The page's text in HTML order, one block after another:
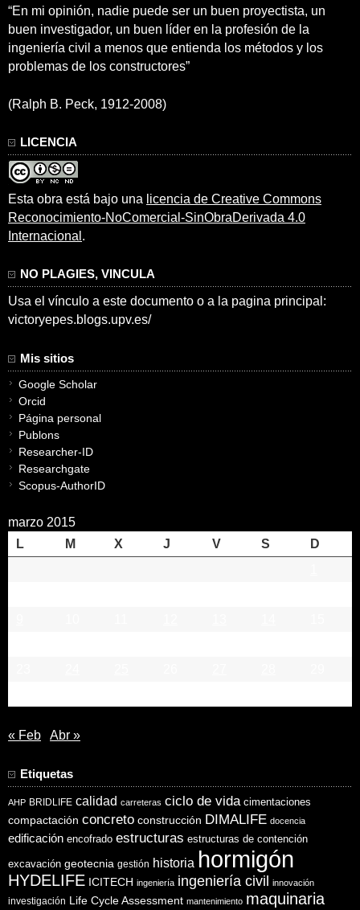
“En mi opinión, nadie puede ser un buen proyectista, un
buen investigador, un buen líder en la profesión de la
ingeniería civil a menos que entienda los métodos y los
problemas de los constructores”
(Ralph B. Peck, 1912-2008)
LICENCIA
Esta obra está bajo una licencia de Creative Commons
Reconocimiento-NoComercial-SinObraDerivada 4.0
Internacional .
NO PLAGIES, VINCULA
Usa el vínculo a este documento o a la pagina principal:
victoryepes.blogs.upv.es/
Mis sitios
Google Scholar
Orcid
Página personal
Publons
Researcher-ID
Researchgate
Scopus-AuthorID
marzo 2015
L
M X J V S
D
« Feb Abr »
Etiquetas
AHP BRIDLIFE calidad carreteras ciclo de vida cimentaciones
compactación concreto construcción DIMALIFE docencia
edificación encofrado estructuras estructuras de contención
excavación geotecnia gestión historia hormigón
HYDELIFE ICITECH ingeniería ingeniería civil innovación
investigación Life Cycle Assessment mantenimiento maquinaria